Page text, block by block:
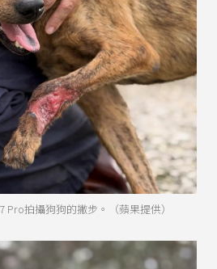
Pro拍攝狗狗的撇步。（蘋果提供）